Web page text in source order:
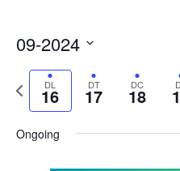
09-2024
Select
date.
Previous
week
DL
16 DT
17 DC
18
Ongoing